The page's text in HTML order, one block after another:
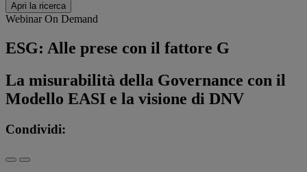
Apri la ricerca
Webinar On Demand
ESG: Alle prese con il fattore G
La misurabilità della Governance con il
Modello EASI e la visione di DNV
Condividi: